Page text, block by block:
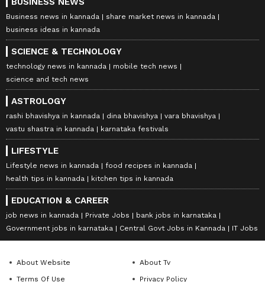
Business news in kannada
share market news in kannada
business ideas in kannada
SCIENCE & TECHNOLOGY
technology news in kannada
mobile tech news
science and tech news
ASTROLOGY
rashi bhavishya in kannada dina bhavishya
vara bhavishya
vastu shastra in kannada
karnataka festivals
LIFESTYLE
Lifestyle news in kannada
food recipes in kannada
health tips in kannada
kitchen tips in kannada
EDUCATION & CAREER
job news in kannada Private Jobs
bank jobs in karnataka
Government jobs in karnataka
Central Govt Jobs in Kannada IT Jobs
About Website
About Tv
Terms Of Use
Privacy Policy